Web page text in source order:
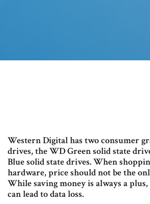
Western Digital has two consumer
drives, the WD Green solid state
Blue solid state drives. When
hardware, price should not be the
While saving money is always a
can lead to data loss.